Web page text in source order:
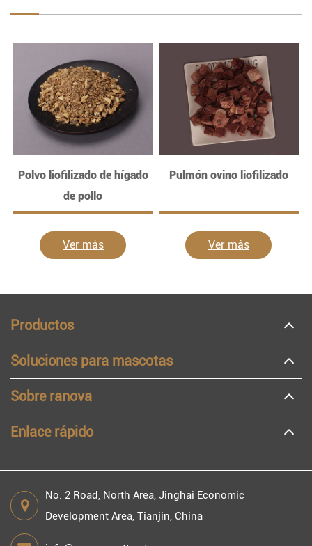
Polvo liofilizado de hígado
de pollo
Ver más
Pulmón ovino liofilizado
Ver más
Productos
Soluciones para mascotas
Sobre ranova
Enlace rápido
No. 2 Road, North Area, Jinghai Economic
Development Area, Tianjin, China